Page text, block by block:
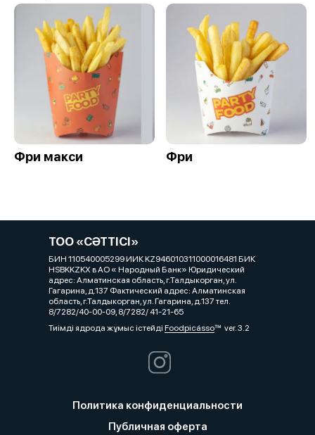
Фри макси Фри
ТОО «СӘТТІСІ»
БИН 110540005299 ИИК KZ946010311000016481 БИК
HSBKKZKX в АО « Народный Банк» Юридический
адрес: Алматинская область, г.Талдыкорган, ул.
Гагарина, д.137 Фактический адрес: Алматинская
область, г.Талдыкорган, ул. Гагарина, д.137 тел.
8/7282/40-00-09, 8/7282/ 41-21-65
Тиімді ядрода жұмыс істейді Foodpicássover. 3.2
Политика конфиденциальности
Публичная оферта